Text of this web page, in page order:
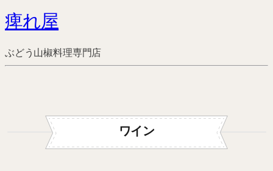
痺れ屋
ぶどう山椒料理専門店
ワイン